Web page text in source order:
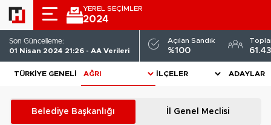
YEREL SEÇİMLER
2024
Son Güncelleme:
01 Nisan 2024 21:26 - AA Verileri
Açılan Sandık
%100
TÜRKIYE GENELI ADAYLAR
Belediye Başkanlığı İl Genel Meclisi